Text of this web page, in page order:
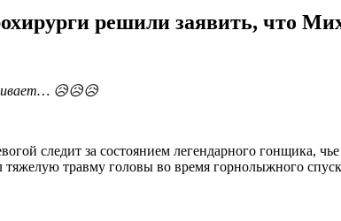
решили заявить, что
😥😥😥
следит за состоянием легендарного
травму головы во время горнолыжного